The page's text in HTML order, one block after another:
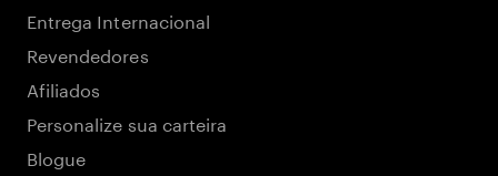
Entrega Internacional
Revendedores
Afiliados
Personalize sua carteira
Blogue